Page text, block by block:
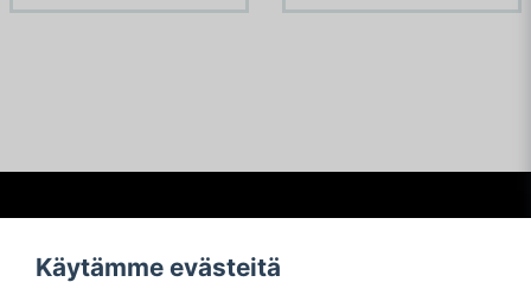
Frågor och svar
Käytämme evästeitä